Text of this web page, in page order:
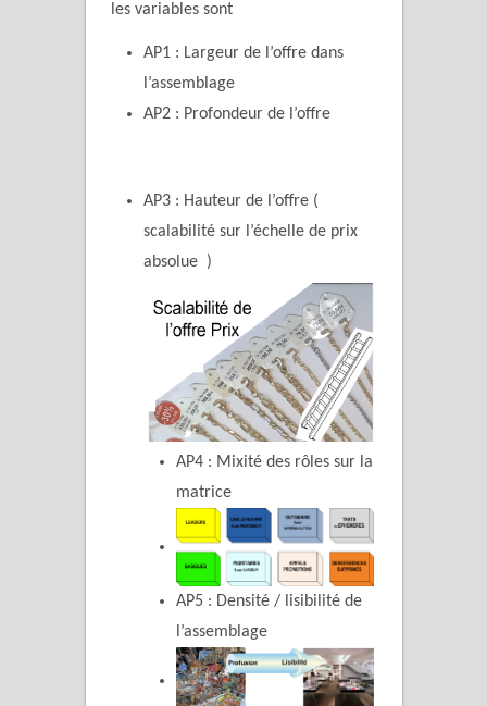
les variables sont
AP1 : Largeur de l’offre dans
l’assemblage
AP2 : Profondeur de l’offre
AP3 : Hauteur de l’offre (
scalabilité sur l’échelle de prix
absolue )
AP4 : Mixité des rôles sur la
matrice
AP5 : Densité / lisibilité de
l’assemblage